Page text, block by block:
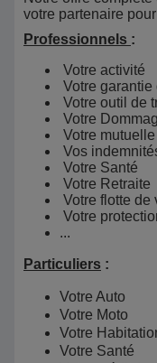
votre partenaire
Professionnels :
Votre activité
Votre garantie
Votre outil de
Votre
Votre
Vos
Votre Santé
Votre Retraite
Votre flotte de
Votre
...
Particuliers :
Votre Auto
Votre Moto
Votre
Votre Santé